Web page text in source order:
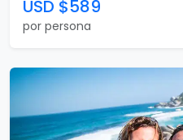
USD $589
por persona